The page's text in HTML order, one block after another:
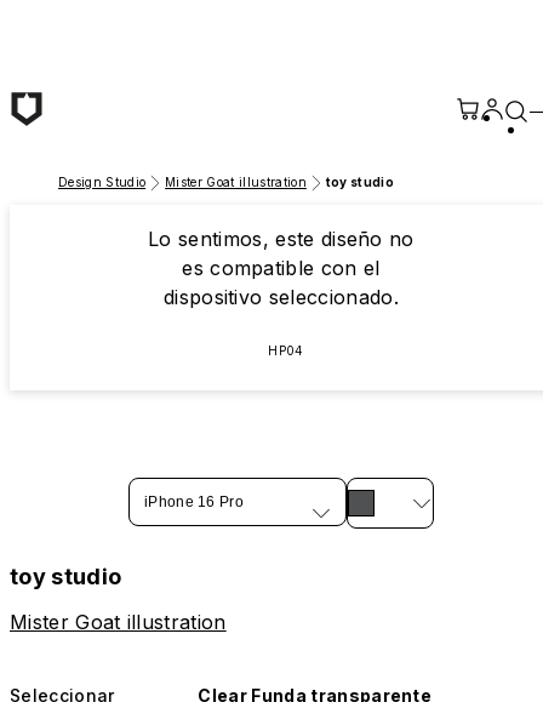
Design Studio Mister Goat illustration toy studio
Lo sentimos, este diseño no
es compatible con el
dispositivo seleccionado.
HP04
iPhone 16 Pro
toy studio
Mister Goat illustration
Seleccionar
Clear Funda transparente